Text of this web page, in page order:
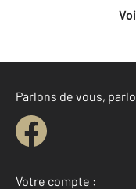
Parlons de vous,
Votre compte :